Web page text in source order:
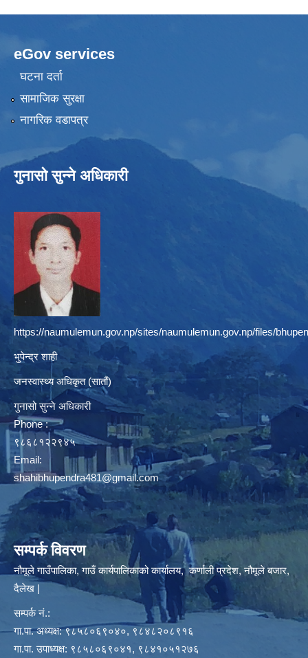
eGov services
घटना दर्ता
सामाजिक सुरक्षा
नागरिक वडापत्र
गुनासो सुन्ने अधिकारी
https://naumulemun.gov.np/sites/naumulemun.gov.np/files/
भुपेन्द्र शाही
जनस्वास्थ्य अधिकृत (सातौं)
गुनासो सुन्ने अधिकारी
Phone :
९८६८१२२९४५
Email:
shahibhupendra481@gmail.com
सम्पर्क विवरण
नौमूले गाउँपालिका, गाउँ कार्यपालिकाको कार्यालय, कर्णाली प्रदेश, नौमूले बजार,
दैलेख |
सम्पर्क नं.:
गा.पा. अध्यक्ष: ९८५८०६९०४०, ९८४८२०८९१६
गा.पा. उपाध्यक्ष: ९८५८०६९०४१, ९८४१०५१२७६